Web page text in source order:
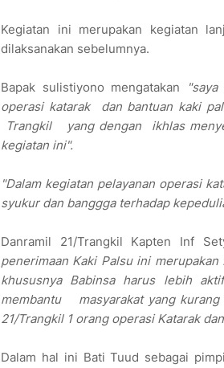
Kegiatan ini merupakan kegiatan
dilaksanakan sebelumnya.
Bapak sulistiyono mengatakan
operasi katarak dan bantuan kaki
Trangkil yang dengan ikhlas
kegiatan ini".
"Dalam kegiatan pelayanan operasi
syukur dan banggga terhadap
Danramil 21/Trangkil Kapten Inf
penerimaan Kaki Palsu ini
khususnya Babinsa harus lebih
membantu masyarakat yang kurang
21/Trangkil 1 orang operasi Katarak
Dalam hal ini Bati Tuud sebagai